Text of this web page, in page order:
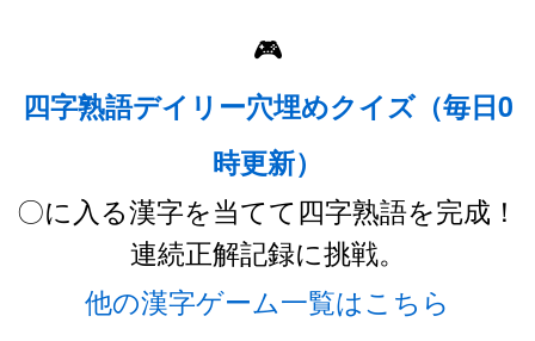
🎮
四字熟語デイリー穴埋めクイズ（毎日0
時更新）
〇に入る漢字を当てて四字熟語を完成！
連続正解記録に挑戦。
他の漢字ゲーム一覧はこちら